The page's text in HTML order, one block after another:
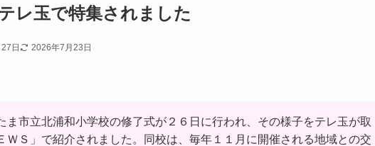
レ玉で特集されました
日 2026年7月23日
ま市立北浦和小学校の修了式が２６日に行われ、その様子をテレ玉が取
ＷＳ」で紹介されました。同校は、毎年１１月に開催される地域との交